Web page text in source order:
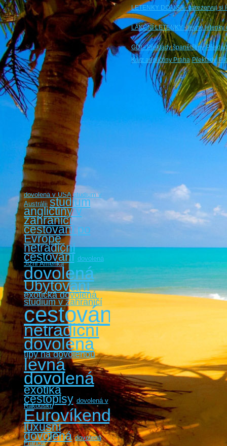
dovolená v USA studium v
Austrálii studium
angličtiny v
zahraničí
cestovaní po
Evropě
netradiční
cestování dovolená
Jižní Amerika
dovolená
Ubytování
exotická dovolená
studium v zahraničí
cestování
netradiční
dovolená
tipy na dovolenou
levná
dovolená
exotika
cestopisy dovolená v
Rakousku
Eurovíkendy
luxusní
dovolená dovolená
Francie
LETENKY DO USA - zarezervuj si
LAKČNÍ LETENKY - levné letenky
GDI - Překlady španělštiny
Kurz angličtiny Praha Překlady